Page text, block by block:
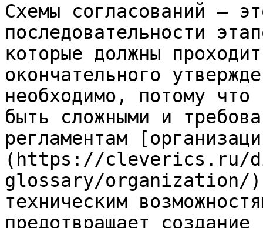
Схемы согласований –
последовательности
которые должны
окончательного
необходимо, потому
быть сложными и
регламентам
(https://cleverics.ru/
glossary/organization/),
техническим
предотвращает